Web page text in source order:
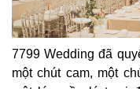
7799 Wedding đã
một chút cam, một